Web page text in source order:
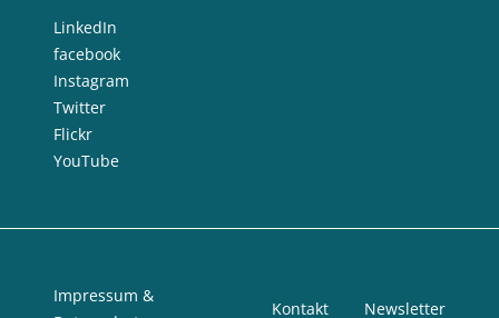
LinkedIn
facebook
Instagram
Twitter
Flickr
YouTube
Impressum &
Kontakt Newsletter